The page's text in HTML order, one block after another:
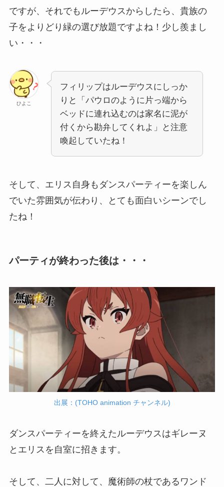
ですが、それでもルーデウスからしたら、貴族の
子をよりどり緑の選び放題ですよね！少し羨まし
い・・・
ひよこ
フィリップはルーデウスにしっか
りと「パウロのように片っ端から
ベッドに連れ込むのは家名に泥が
付くから勘弁してくれよ」と注意
喚起していたね！
そして、エリス自身もダンスパーティーを楽しん
でいた雰囲気が伝わり、とても面白いシーンでし
たね！
パーティが終わった後は・・・
出展：(TOHO animation チャンネル)
ダンスパーティーを終えたルーデウスはギレーヌ
とエリスを自室に招きます。
そして、二人に対して、魔術師の杖であるワンド